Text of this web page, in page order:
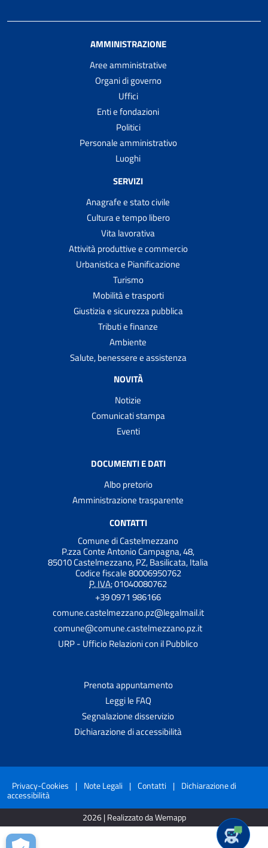
AMMINISTRAZIONE
Aree amministrative
Organi di governo
Uffici
Enti e fondazioni
Politici
Personale amministrativo
Luoghi
SERVIZI
Anagrafe e stato civile
Cultura e tempo libero
Vita lavorativa
Attività produttive e commercio
Urbanistica e Pianificazione
Turismo
Mobilità e trasporti
Giustizia e sicurezza pubblica
Tributi e finanze
Ambiente
Salute, benessere e assistenza
NOVITÀ
Notizie
Comunicati stampa
Eventi
DOCUMENTI E DATI
Albo pretorio
Amministrazione trasparente
CONTATTI
Comune di Castelmezzano
P.zza Conte Antonio Campagna, 48,
85010 Castelmezzano, PZ, Basilicata, Italia
Codice fiscale 80006950762
P. IVA:01040080762
+39 0971 986166
comune.castelmezzano.pz@legalmail.it
comune@comune.castelmezzano.pz.it
URP - Ufficio Relazioni con il Pubblico
Prenota appuntamento
Leggi le FAQ
Segnalazione disservizio
Dichiarazione di accessibilità
Privacy-Cookies | Note Legali | Contatti | Dichiarazione di
accessibilità
2026 | Realizzato da Wemapp